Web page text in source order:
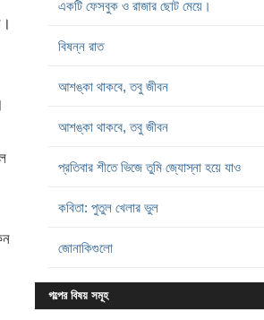
একটি ফেসবুক ও রাজার ছোট মেয়ে।
বিষন্ন রাত
আশঙ্কা থাকবে, তবু জীবন
আশঙ্কা থাকবে, তবু জীবন
প্রতিবার শীতে ভিজে তুমি জ্যোস্না হয়ে যাও
কবিতা: পুতুল খেলার ভুল
জোনাকিগুলো
গল্পের বিষয় সমূহ